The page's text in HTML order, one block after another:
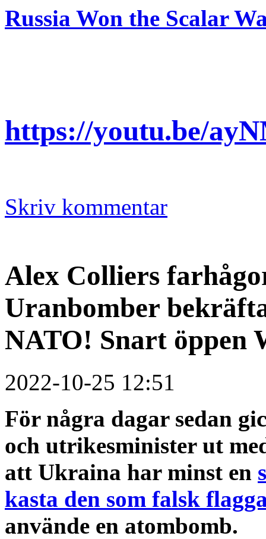
Russia Won the Scalar
https://youtu.be/
Skriv kommentar
Alex Colliers
Uranbomber
NATO! Snart öppen
2022-10-25 12:51
För några dagar sedan
och utrikesminister ut
att Ukraina har minst en
kasta den som falsk
använde en atombomb.